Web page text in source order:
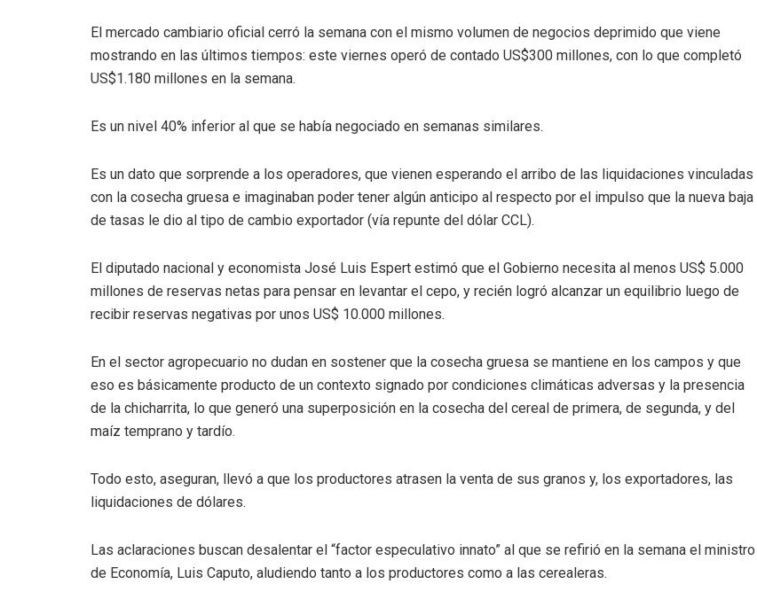
El mercado cambiario oficial cerró la semana con el mismo volumen de negocios deprimido que viene
mostrando en las últimos tiempos: este viernes operó de contado US$300 millones, con lo que completó
US$1.180 millones en la semana.
Es un nivel 40% inferior al que se había negociado en semanas similares.
Es un dato que sorprende a los operadores, que vienen esperando el arribo de las liquidaciones vinculadas
con la cosecha gruesa e imaginaban poder tener algún anticipo al respecto por el impulso que la nueva baja
de tasas le dio al tipo de cambio exportador (vía repunte del dólar CCL).
El diputado nacional y economista José Luis Espert estimó que el Gobierno necesita al menos US$ 5.000
millones de reservas netas para pensar en levantar el cepo, y recién logró alcanzar un equilibrio luego de
recibir reservas negativas por unos US$ 10.000 millones.
En el sector agropecuario no dudan en sostener que la cosecha gruesa se mantiene en los campos y que
eso es básicamente producto de un contexto signado por condiciones climáticas adversas y la presencia
de la chicharrita, lo que generó una superposición en la cosecha del cereal de primera, de segunda, y del
maíz temprano y tardío.
Todo esto, aseguran, llevó a que los productores atrasen la venta de sus granos y, los exportadores, las
liquidaciones de dólares.
Las aclaraciones buscan desalentar el “factor especulativo innato” al que se refirió en la semana el ministro
de Economía, Luis Caputo, aludiendo tanto a los productores como a las cerealeras.